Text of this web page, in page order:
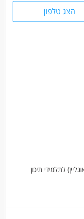
חלקית
ללא נסיון
הצג טלפון
לתלמידי תיכון